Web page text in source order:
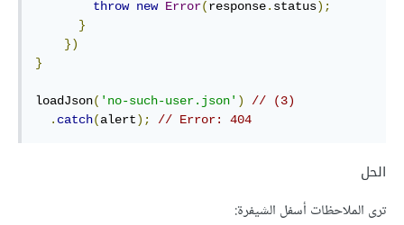
throw new Error(response. status);
}
})
}
loadJson( 'no-such-user.json' )
// (3)
. catch(alert); // Error: 404
الحل
ترى الملاحظات أسفل الشيفرة: